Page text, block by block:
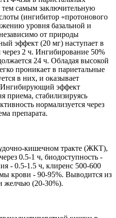
тем самым заключительную
(ингибитор «протонового
уровня базальной и
от природы
эффект (20 мг) наступает в
2 ч. Ингибирование 50%
24 ч. Обладая высокой
проникает в париетальные
в них, и оказывает
Ингибирующий эффект
приема, стабилизируясь
нормализуется через
препарата.
кишечном тракте (ЖКТ),
0.5-1 ч, биодоступность -
- 0.5-1.5 ч, клиренс 500-600
крови - 90-95%. Выводится из
желчью (20-30%).